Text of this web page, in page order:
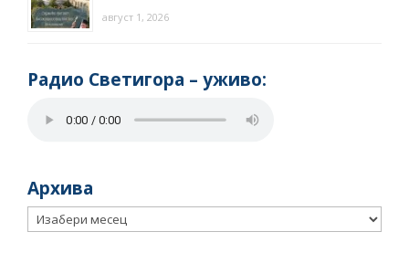
август 1, 2026
Радио Светигора – yживо:
Архива
Архива